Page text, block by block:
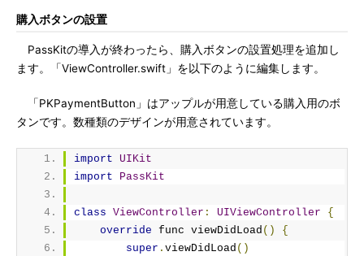
購入ボタンの設置
PassKitの導入が終わったら、購入ボタンの設置処理を追加し
ます。「ViewController.swift」を以下のように編集します。
「PKPaymentButton」はアップルが用意している購入用のボ
タンです。数種類のデザインが用意されています。
import UIKit
import
PassKit
class ViewController : UIViewController
{
override func viewDidLoad ()
{
super . viewDidLoad ()